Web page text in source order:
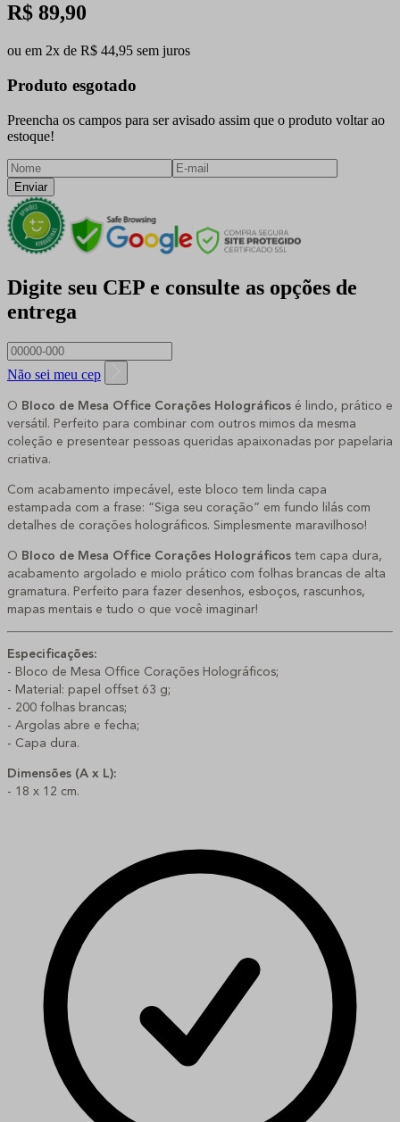
R$ 89,90
ou em 2x de R$ 44,95 sem juros
Produto esgotado
Preencha os campos para ser avisado assim que o produto voltar ao
estoque!
Enviar
Digite seu CEP e consulte as opções de
entrega
Não sei meu cep
O Bloco de Mesa Office Corações Holográficos é lindo, prático e
versátil. Perfeito para combinar com outros mimos da mesma
coleção e presentear pessoas queridas apaixonadas por papelaria
criativa.
Com acabamento impecável, este bloco tem linda capa
estampada com a frase: “Siga seu coração” em fundo lilás com
detalhes de corações holográficos. Simplesmente maravilhoso!
O Bloco de Mesa Office Corações Holográficos tem capa dura,
acabamento argolado e miolo prático com folhas brancas de alta
gramatura. Perfeito para fazer desenhos, esboços, rascunhos,
mapas mentais e tudo o que você imaginar!
Especificações:
- Bloco de Mesa Office Corações Holográficos;
- Material: papel offset 63 g;
- 200 folhas brancas;
- Argolas abre e fecha;
- Capa dura.
Dimensões (A x L):
- 18 x 12 cm.